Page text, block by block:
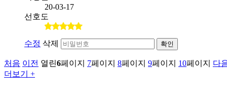
20-03-17
선호도
수정 삭제 확인
처음 이전 열린6페이지 7페이지 8페이지 9페이지 10페이지
다
더보기 +